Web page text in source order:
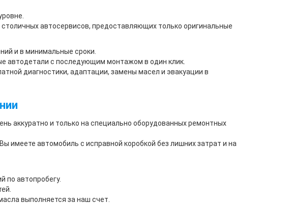
автосервисов, предоставляющих только оригинальные
и в минимальные сроки.
автодетали с последующим монтажом в один клик.
диагностики, адаптации, замены масел и эвакуации в
аккуратно и только на специально оборудованных ремонтных
имеете автомобиль с исправной коробкой без лишних затрат и на
по автопробегу.
выполняется за наш счет.